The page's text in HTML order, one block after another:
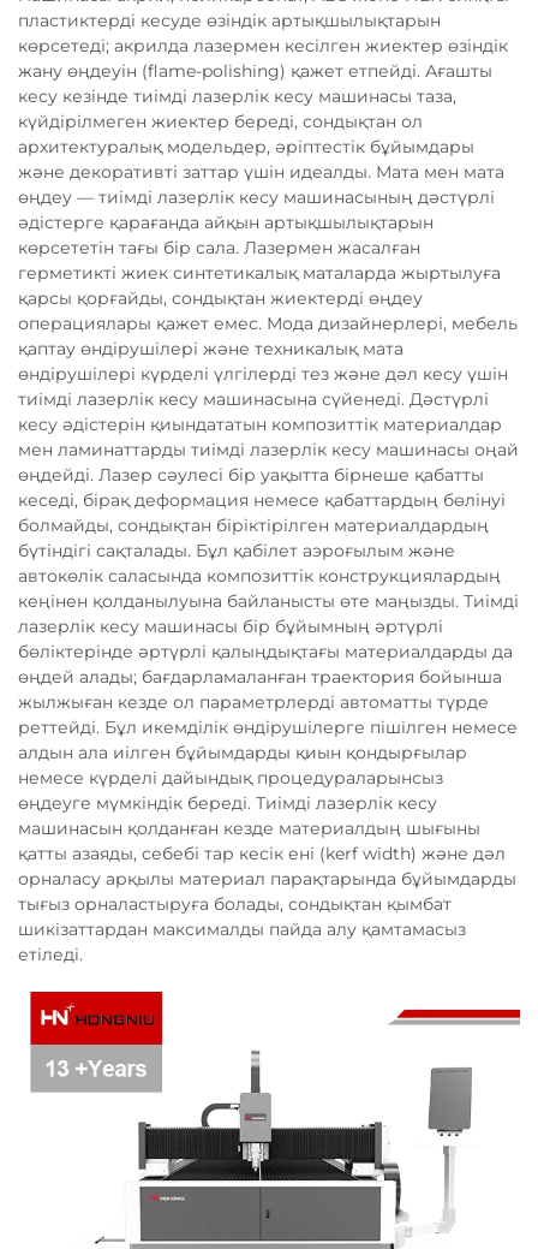
пластиктерді кесуде өзіндік артықшылықтарын
көрсетеді; акрилда лазермен кесілген жиектер өзіндік
жану өңдеуін (flame-polishing) қажет етпейді. Ағашты
кесу кезінде тиімді лазерлік кесу машинасы таза,
күйдірілмеген жиектер береді, сондықтан ол
архитектуралық модельдер, әріптестік бұйымдары
және декоративті заттар үшін идеалды. Мата мен мата
өңдеу — тиімді лазерлік кесу машинасының дәстүрлі
әдістерге қарағанда айқын артықшылықтарын
көрсететін тағы бір сала. Лазермен жасалған
герметикті жиек синтетикалық маталарда жыртылуға
қарсы қорғайды, сондықтан жиектерді өңдеу
операциялары қажет емес. Мода дизайнерлері, мебель
қаптау өндірушілері және техникалық мата
өндірушілері күрделі үлгілерді тез және дәл кесу үшін
тиімді лазерлік кесу машинасына сүйенеді. Дәстүрлі
кесу әдістерін қиындататын композиттік материалдар
мен ламинаттарды тиімді лазерлік кесу машинасы оңай
өңдейді. Лазер сәулесі бір уақытта бірнеше қабатты
кеседі, бірақ деформация немесе қабаттардың бөлінуі
болмайды, сондықтан біріктірілген материалдардың
бүтіндігі сақталады. Бұл қабілет аэроғылым және
автокөлік саласында композиттік конструкциялардың
кеңінен қолданылуына байланысты өте маңызды. Тиімді
лазерлік кесу машинасы бір бұйымның әртүрлі
бөліктерінде әртүрлі қалыңдықтағы материалдарды да
өңдей алады; бағдарламаланған траектория бойынша
жылжыған кезде ол параметрлерді автоматты түрде
реттейді. Бұл икемділік өндірушілерге пішілген немесе
алдын ала иілген бұйымдарды қиын қондырғылар
немесе күрделі дайындық процедураларынсыз
өңдеуге мүмкіндік береді. Тиімді лазерлік кесу
машинасын қолданған кезде материалдың шығыны
қатты азаяды, себебі тар кесік ені (kerf width) және дәл
орналасу арқылы материал парақтарында бұйымдарды
тығыз орналастыруға болады, сондықтан қымбат
шикізаттардан максималды пайда алу қамтамасыз
етіледі.